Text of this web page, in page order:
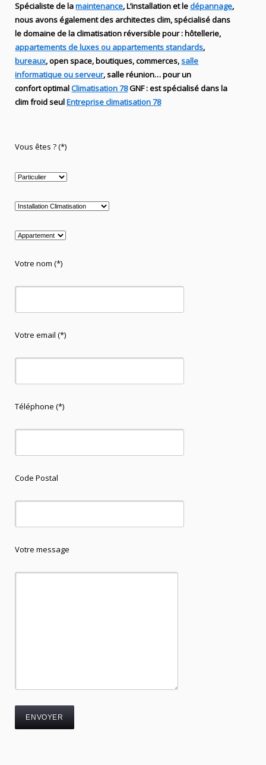
Spécialiste delamaintenance, L’installationet ledépannage,
nous avons également des architectes clim,spécialisé dans
le domaine de laclimatisation réversiblepour : hôtellerie,
appartements de luxes ou appartements standards,
bureaux, open space, boutiques, commerces,salle
informatique ou serveur, salle réunion… pour un
confort optimalClimatisation 78GNF:estspécialisédans la
climfroid seulEntreprise climatisation 78
Vous êtes ? (*)
Votre nom (*)
Votre email (*)
Téléphone (*)
Code Postal
Votre message